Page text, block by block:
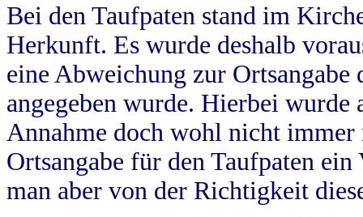
Bei den Taufpaten stand im
Herkunft. Es wurde deshalb
eine Abweichung zur
angegeben wurde. Hierbei wurde
Annahme doch wohl nicht
Ortsangabe für den Taufpaten
man aber von der Richtigkeit